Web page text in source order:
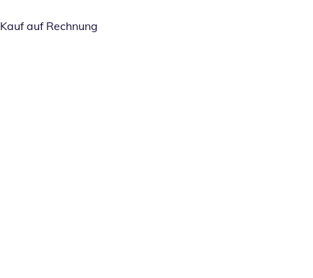
Kauf auf Rechnung